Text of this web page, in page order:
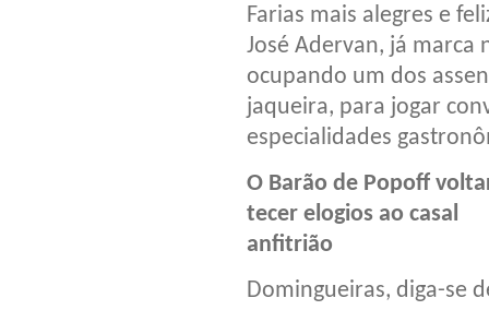
Farias mais alegres e
José Adervan, já marca
ocupando um dos
jaqueira, para jogar
especialidades
O Barão de Popoff
tecer elogios ao casal
anfitrião
Domingueiras, diga-se